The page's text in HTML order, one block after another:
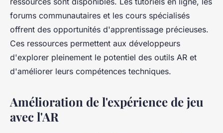
forums communautaires et les cours spécialisés
offrent des opportunités d'apprentissage précieuses.
Ces ressources permettent aux développeurs
d'explorer pleinement le potentiel des outils AR et
d'améliorer leurs compétences techniques.
Amélioration de l'expérience de jeu
avec l'AR